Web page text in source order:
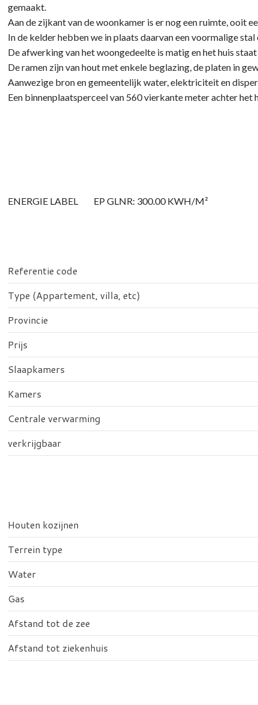
gemaakt.
Aan de zijkant van de woonkamer is er nog een ruimte, ooit
In de kelder hebben we in plaats daarvan een voormalige stal
De afwerking van het woongedeelte is matig en het huis
De ramen zijn van hout met enkele beglazing, de platen in
Aanwezige bron en gemeentelijk water, elektriciteit en
Een binnenplaatsperceel van 560 vierkante meter achter
ENERGIE LABEL EP GLNR: 300.00 KWH/M²
Referentie code
Type (Appartement, villa, etc)
Provincie
Prijs
Slaapkamers
Kamers
Centrale verwarming
verkrijgbaar
Houten kozijnen
Terrein type
Water
Gas
Afstand tot de zee
Afstand tot ziekenhuis